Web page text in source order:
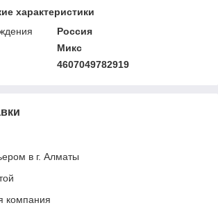
характеристики
Россия
Микс
4607049782919
в г. Алматы
компания